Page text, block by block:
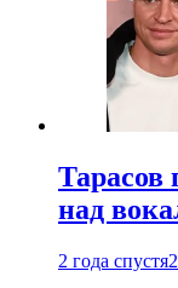
Тарасов
над
2 года спустя